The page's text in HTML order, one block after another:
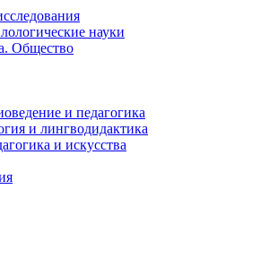
науки
Общество
и педагогика
и лингводидактика
и искусства